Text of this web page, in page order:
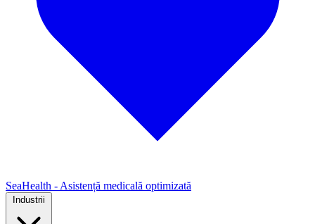
SeaHealth - Asistență medicală optimizată